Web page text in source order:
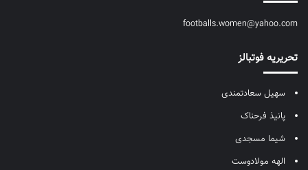
footballs.women@yahoo.com
تحریریه فوتبالز
سهیل سعادتمندی
پانیذ فرحناک
شیما مسجدی
الهه مولادوست